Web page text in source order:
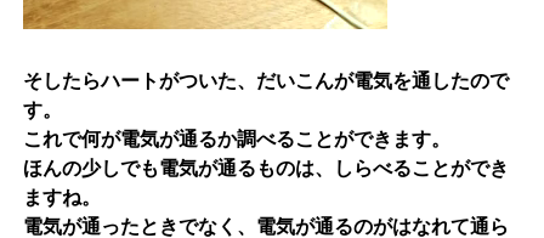
そしたらハートがついた、だいこんが電気を通したので
す。
これで何が電気が通るか調べることができます。
ほんの少しでも電気が通るものは、しらべることができ
ますね。
電気が通ったときでなく、電気が通るのがはなれて通ら